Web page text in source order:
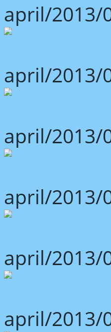
april/2013/
april/2013/
april/2013/
april/2013/
april/2013/
april/2013/